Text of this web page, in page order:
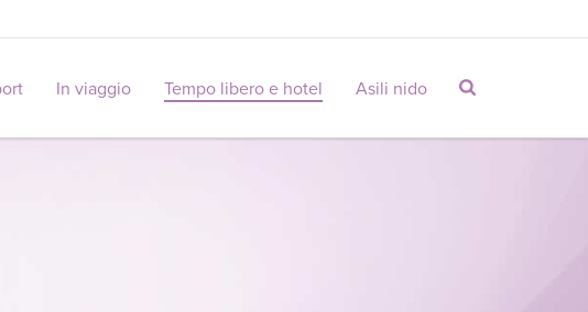
In viaggio Tempo libero e hotel Asili nido